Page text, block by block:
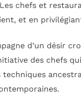
chefs et
et en
d’un désir
des chefs